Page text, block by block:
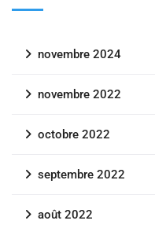
novembre 2024
novembre 2022
octobre 2022
septembre 2022
août 2022